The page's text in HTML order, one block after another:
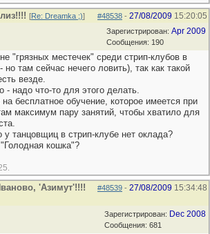
#48538 - 27/08/2009 15:20:05
[Re: Dreamka ;)]
Зарегистрирован: Apr 2009
Сообщения: 190
"грязных местечек" среди стрип-клубов в
там сейчас нечего ловить), так как такой
везде.
- надо что-то для этого делать.
бесплатное обучение, которое имеется при
максимум пару занятий, чтобы хватило для
у танцовщиц в стрип-клубе нет оклада?
кошка"?
#48539 - 27/08/2009 15:34:48
'Азимут'!!!!
Зарегистрирован: Dec 2008
Сообщения: 681